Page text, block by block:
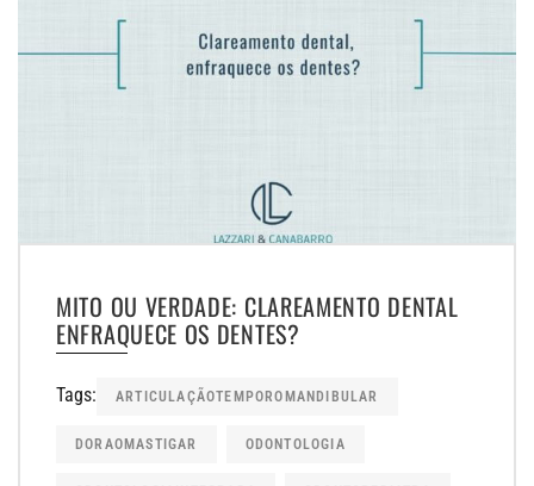
MITO OU VERDADE: CLAREAMENTO DENTAL
ENFRAQUECE OS DENTES?
Tags: ARTICULAÇÃOTEMPOROMANDIBULAR
DORAOMASTIGAR ODONTOLOGIA